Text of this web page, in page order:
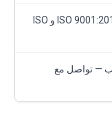
مسجلة وفق ISO 9001:2015 و ISO
— تواصل مع